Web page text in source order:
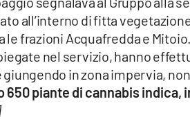
all’interno di fitta
le frazioni Acquafredda e
nel servizio, hanno
giungendo in zona impervia,
650 piante di cannabis